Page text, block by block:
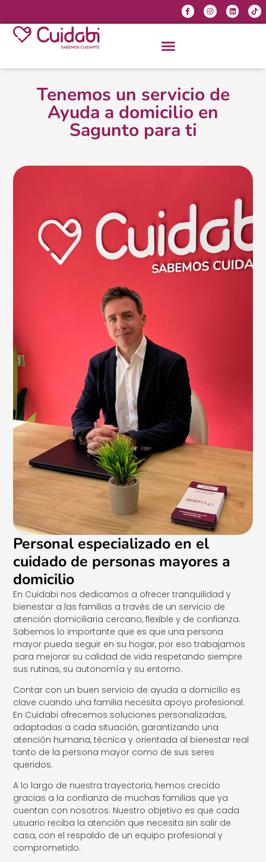
Tenemos un servicio de
Ayuda a domicilio en
Sagunto para ti
Personal especializado en el
cuidado de personas mayores a
domicilio
En Cuidabi nos dedicamos a ofrecer tranquilidad y
bienestar a las familias a través de un servicio de
atención domiciliaria cercano, flexible y de confianza.
Sabemos lo importante que es que una persona
mayor pueda seguir en su hogar, por eso trabajamos
para mejorar su calidad de vida respetando siempre
sus rutinas, su autonomía y su entorno.
Contar con un buen servicio de ayuda a domicilio es
clave cuando una familia necesita apoyo profesional.
En Cuidabi ofrecemos soluciones personalizadas,
adaptadas a cada situación, garantizando una
atención humana, técnica y orientada al bienestar real
tanto de la persona mayor como de sus seres
queridos.
A lo largo de nuestra trayectoria, hemos crecido
gracias a la confianza de muchas familias que ya
cuentan con nosotros. Nuestro objetivo es que cada
usuario reciba la atención que necesita sin salir de
casa, con el respaldo de un equipo profesional y
comprometido.